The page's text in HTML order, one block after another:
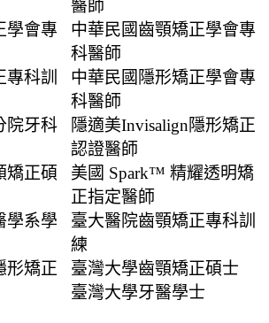
學會專
科訓
院牙科
矯正碩
學系學
形矯正
醫師
中華民國齒顎矯正學會專
科醫師
中華民國隱形矯正學會專
科醫師
隱適美Invisalign隱形矯正
認證醫師
美國 Spark™ 精耀透明矯
正指定醫師
臺大醫院齒顎矯正專科訓
練
臺灣大學齒顎矯正碩士
臺灣大學牙醫學士